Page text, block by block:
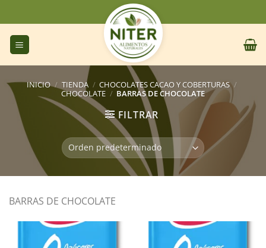
al
contenido
INICIO / TIENDA / CHOCOLATES CACAO Y COBERTURAS /
CHOCOLATE / BARRAS DE CHOCOLATE
FILTRAR
BARRAS DE CHOCOLATE